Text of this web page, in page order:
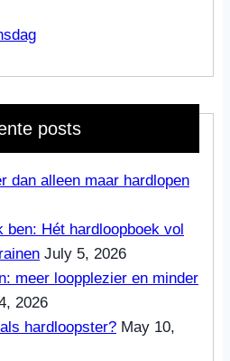
posts
dan alleen maar hardlopen
ben: Hét hardloopboek vol
July 5, 2026
meer loopplezier en minder
2026
hardloopster? May 10,